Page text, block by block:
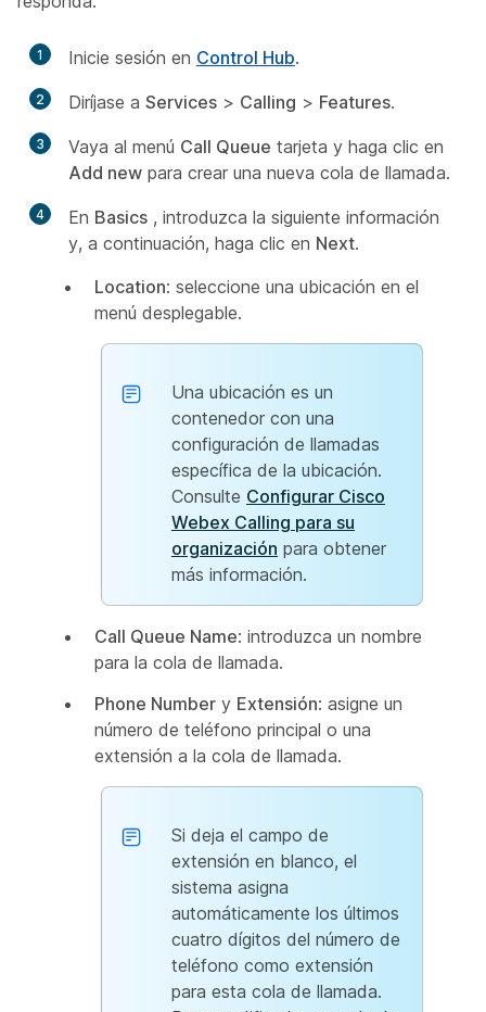
1 Inicie sesión en Control Hub.
2 Diríjase a Services > Calling > Features.
3 Vaya al menú Call Queue tarjeta y haga clic en
Add new para crear una nueva cola de llamada.
4 En Basics , introduzca la siguiente información
y, a continuación, haga clic en Next.
Location: seleccione una ubicación en el
menú desplegable.
Una ubicación es un
contenedor con una
configuración de llamadas
específica de la ubicación.
Consulte Configurar Cisco
Webex Calling para su
organización para obtener
más información.
Call Queue Name: introduzca un nombre
para la cola de llamada.
Phone Number y Extensión: asigne un
número de teléfono principal o una
extensión a la cola de llamada.
Si deja el campo de
extensión en blanco, el
sistema asigna
automáticamente los últimos
cuatro dígitos del número de
teléfono como extensión
para esta cola de llamada.